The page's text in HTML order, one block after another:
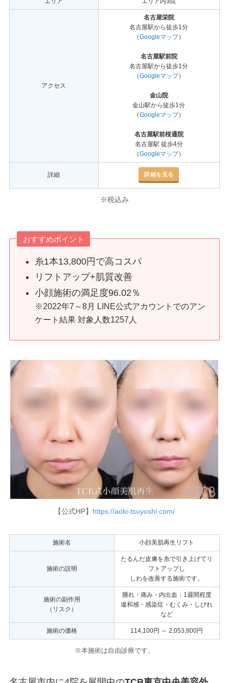
アクセス
名古屋栄院
名古屋駅から徒歩1分
（Googleマップ）
名古屋駅前院
名古屋駅から徒歩1分
（Googleマップ）
金山院
金山駅から徒歩1分
（Googleマップ）
名古屋駅前桜通院
名古屋駅 徒歩4分
（Googleマップ）
詳細 詳細を見る
※税込み
おすすめポイント
糸1本13,800円で高コスパ
リフトアップ+肌質改善
小顔施術の満足度96.02％
※2022年7～8月 LINE公式アカウントでのアン
ケート結果 対象人数1257人
【公式HP】 https://aoki-tsuyoshi.com/
施術名 小顔美肌再生リフト
施術の説明
たるんだ皮膚を糸で引き上げてリ
フトアップし
しわを改善する施術です。
施術の副作用
（リスク）
腫れ・痛み・内出血：1週間程度
違和感・感染症・むくみ・しびれ
など
施術の価格 114,100円 ～ 2,053,800円
※本施術は自由診療です。